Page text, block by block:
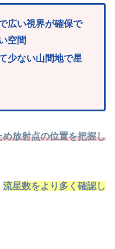
広い視界が確保で
空間
少ない山間地で星
め放射点の位置を把握し
流星数をより多く確認し